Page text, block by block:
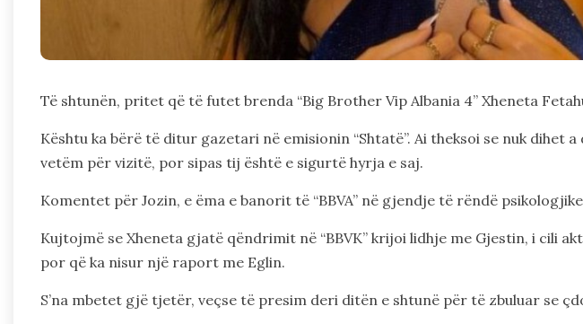
Të shtunën, pritet që të futet brenda “Big Brother Vip Albania 4” Xheneta
Kështu ka bërë të ditur gazetari në emisionin “Shtatë”. Ai theksoi se nuk dihet
vetëm për vizitë, por sipas tij është e sigurtë hyrja e saj.
Komentet për Jozin, e ëma e banorit të “BBVA” në gjendje të rëndë psikologjike
Kujtojmë se Xheneta gjatë qëndrimit në “BBVK” krijoi lidhje me Gjestin, i cili
por që ka nisur një raport me Eglin.
S’na mbetet gjë tjetër, veçse të presim deri ditën e shtunë për të zbuluar se